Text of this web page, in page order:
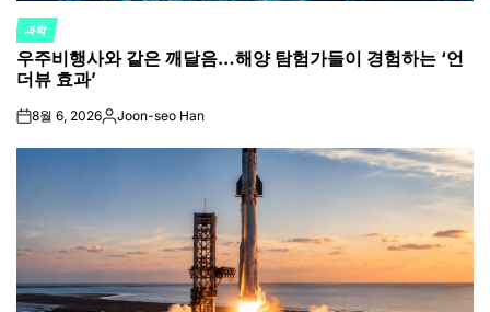
POSTED
IN
과학
우주비행사와 같은 깨달음…해양 탐험가들이 경험하는 ‘언
더뷰 효과’
on8월 6, 2026Posted
Joon-seo Han